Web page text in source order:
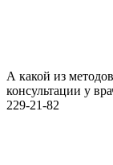
А какой из
консультации у
229-21-82